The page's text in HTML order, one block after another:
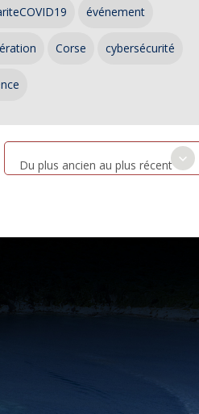
événement
Corse cybersécurité
Du plus ancien au plus récent